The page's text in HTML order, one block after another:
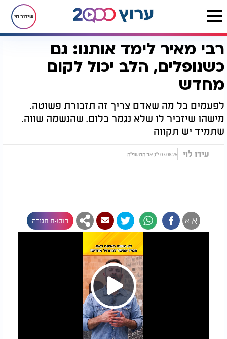
שידור חי
דף הבית יהדות רבי מאיר לימד אותנו: גם כשנופלים, הלב יכול לקום מחדש
רבי מאיר לימד אותנו: גם
כשנופלים, הלב יכול לקום
מחדש
לפעמים כל מה שאדם צריך זה תזכורת פשוטה.
מישהו שיזכיר לו שלא נגמר כלום. שהנשמה שווה.
שתמיד יש תקווה
עידו לוי 07.08.25 י"ג אב התשפ"ה
א א הוספת תגובה
Play